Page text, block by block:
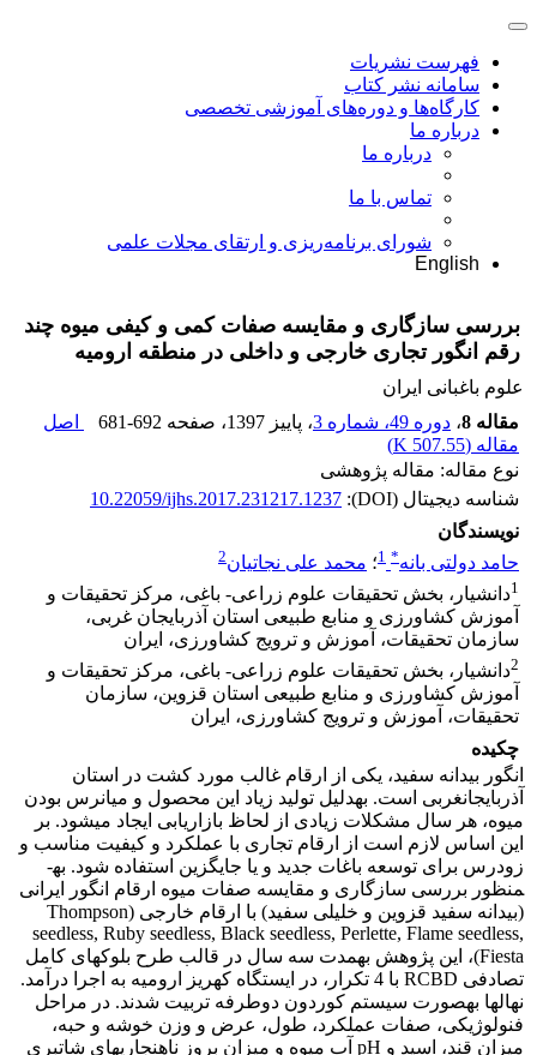
فهرست نشریات
سامانه نشر کتاب
کارگاه‌ها و دوره‌های آموزشی تخصصی
درباره ما
درباره ما
تماس با ما
شورای برنامه‌ریزی و ارتقای مجلات علمی
English
بررسی سازگاری و مقایسه صفات کمی و کیفی میوه چند
رقم انگور تجاری خارجی و داخلی در منطقه ارومیه
علوم باغبانی ایران
مقاله 8
، دوره 49، شماره 3 ، پاییز 1397 ، صفحه 681-692
اصل
مقاله (507.55 K
)
نوع مقاله: مقاله پژوهشی
شناسه دیجیتال (DOI):
10.22059/ijhs.2017.231217.1237
نویسندگان
حامد دولتی بانه*
1؛ محمد علی نجاتیان2
1دانشیار، بخش تحقیقات علوم زراعی- باغی، مرکز تحقیقات و
آموزش کشاورزی و منابع طبیعی استان آذربایجان غربی،
سازمان تحقیقات، آموزش و ترویج کشاورزی، ایران
2دانشیار، بخش تحقیقات علوم زراعی- باغی، مرکز تحقیقات و
آموزش کشاورزی و منابع طبیعی استان قزوین، سازمان
تحقیقات، آموزش و ترویج کشاورزی، ایران
چکیده
انگور بیدانه سفید، یکی از ارقام غالب مورد کشت در استان
آذربایجان­غربی است. به­دلیل تولید زیاد این محصول و میان­رس بودن
میوه، هر سال مشکلات زیادی از لحاظ بازاریابی ایجاد می­شود. بر
این اساس لازم است از ارقام تجاری با عملکرد و کیفیت مناسب و
زودرس برای توسعه باغات جدید و یا جایگزین استفاده شود. به­
منظور بررسی سازگاری و مقایسه صفات میوه ارقام انگور ایرانی
(بیدانه سفید قزوین و خلیلی سفید) با ارقام خارجی (Thompson
seedless, Ruby seedless, Black seedless, Perlette, Flame seedless,
Fiesta)، این پژوهش به­مدت سه سال در قالب طرح بلوک­های کامل
تصادفی RCBD با 4 تکرار، در ایستگاه کهریز ارومیه به اجرا درآمد.
نهال­ها به­صورت سیستم کوردون دوطرفه تربیت شدند. در مراحل
فنولوژیکی، صفات عملکرد، طول، عرض و وزن خوشه و حبه،
میزان قند، اسید و pH آب میوه و میزان بروز ناهنجاری­های شات­بری